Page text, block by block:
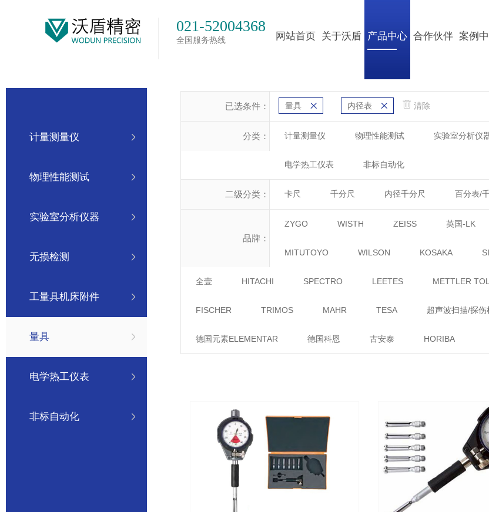
021-52004368
全国服务热线 网站首页 关于沃盾 产品中心 合作伙伴 案例
计量测量仪
物理性能测试
实验室分析仪器
无损检测
工量具机床附件
量具
电学热工仪表
非标自动化
已选条件： 量具 内径表 清除
分类： 计量测量仪 物理性能测试 实验室分析仪
电学热工仪表 非标自动化
二级分类： 卡尺 千分尺 内径千分尺 百分表/
品牌：
ZYGO WISTH ZEISS 英国-LK
MITUTOYO WILSON KOSAKA
全壹 HITACHI SPECTRO LEETES METTLER
FISCHER TRIMOS MAHR TESA 超声波扫描/探伤
德国元素ELEMENTAR 德国科恩 古安泰 HORIBA